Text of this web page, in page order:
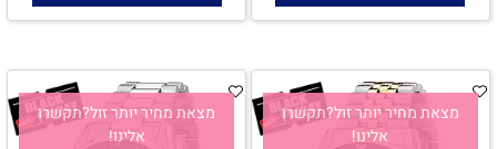
מצאת מחיר יותר זול?תקשרו
אלינו!
מצאת מחיר יותר זול?תקשרו
אלינו!